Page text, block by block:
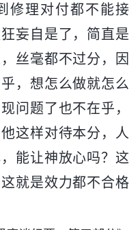
修理对付都不能接
妄自是了，简直是
丝毫都不过分，因
，想怎么做就怎么
问题了也不在乎，
这样对待本分，人
能让神放心吗？这
就是效力都不合格